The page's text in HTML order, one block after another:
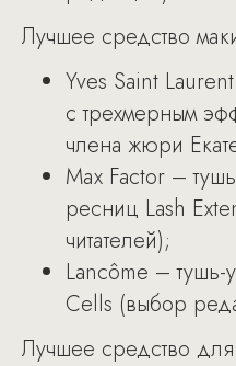
Лучшее средство
Yves Saint
с трехмерным
члена жюри
Mаx Factor –
ресниц Lash
читателей);
Lancôme –
Cells (выбор
Лучшее средство